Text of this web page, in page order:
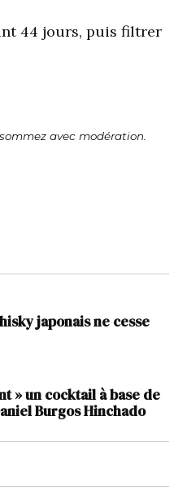
44 jours, puis filtrer
avec modération.
japonais ne cesse
» un cocktail à base de
Burgos Hinchado